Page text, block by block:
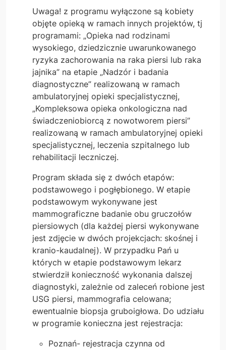
Uwaga! z programu wyłączone są kobiety
objęte opieką w ramach innych projektów, tj
programami: „Opieka nad rodzinami
wysokiego, dziedzicznie uwarunkowanego
ryzyka zachorowania na raka piersi lub raka
jajnika” na etapie „Nadzór i badania
diagnostyczne” realizowaną w ramach
ambulatoryjnej opieki specjalistycznej,
„Kompleksowa opieka onkologiczna nad
świadczeniobiorcą z nowotworem piersi”
realizowaną w ramach ambulatoryjnej opieki
specjalistycznej, leczenia szpitalnego lub
rehabilitacji leczniczej.
Program składa się z dwóch etapów:
podstawowego i pogłębionego. W etapie
podstawowym wykonywane jest
mammograficzne badanie obu gruczołów
piersiowych (dla każdej piersi wykonywane
jest zdjęcie w dwóch projekcjach: skośnej i
kranio-kaudalnej). W przypadku Pań u
których w etapie podstawowym lekarz
stwierdził konieczność wykonania dalszej
diagnostyki, zależnie od zaleceń robione jest
USG piersi, mammografia celowana;
ewentualnie biopsja gruboigłowa. Do udziału
w programie konieczna jest rejestracja:
Poznań- rejestracja czynna od